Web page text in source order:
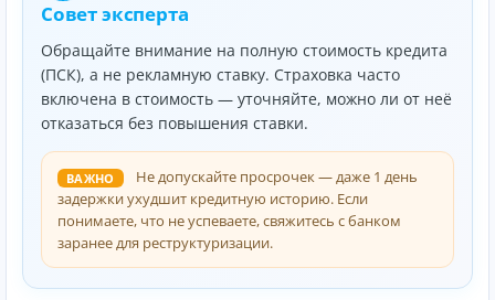
Совет эксперта
Обращайте внимание на полную стоимость кредита
(ПСК), а не рекламную ставку. Страховка часто
включена в стоимость — уточняйте, можно ли от неё
отказаться без повышения ставки.
ВАЖНО
Не допускайте просрочек — даже 1 день
задержки ухудшит кредитную историю. Если
понимаете, что не успеваете, свяжитесь с банком
заранее для реструктуризации.